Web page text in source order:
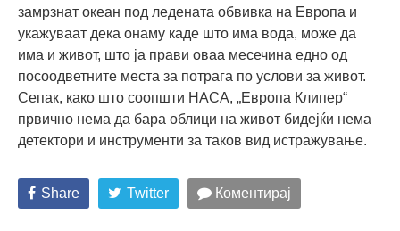
замрзнат океан под ледената обвивка на Европа и
укажуваат дека онаму каде што има вода, може да
има и живот, што ја прави оваа месечина едно од
посоодветните места за потрага по услови за живот.
Сепак, како што соопшти НАСА, „Европа Клипер“
првично нема да бара облици на живот бидејќи нема
детектори и инструменти за таков вид истражување.
Share Twitter Коментирај